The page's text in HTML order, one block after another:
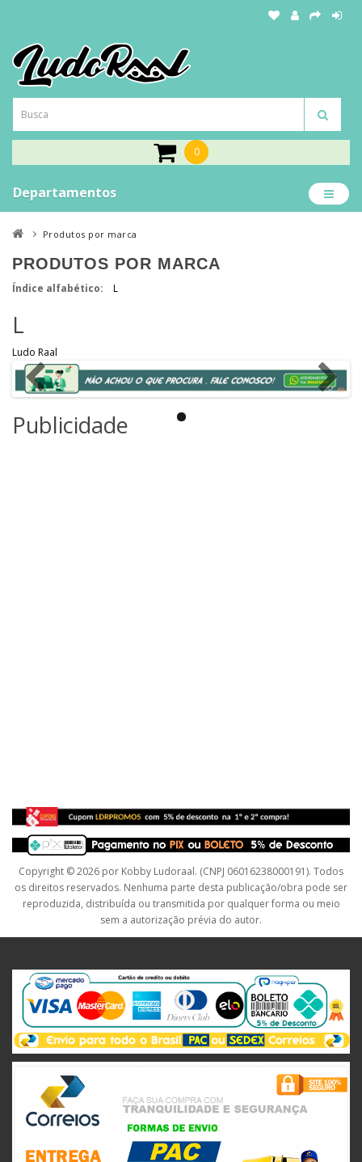
0
Departamentos
Produtos por marca
PRODUTOS POR MARCA
Índice alfabético: L
L
Ludo Raal
Publicidade
Copyright © 2026 por Kobby Ludoraal. (CNPJ 06016238000191). Todos
os direitos reservados. Nenhuma parte desta publicação/obra pode ser
reproduzida, distribuída ou transmitida por qualquer forma ou meio
sem a autorização prévia do autor.